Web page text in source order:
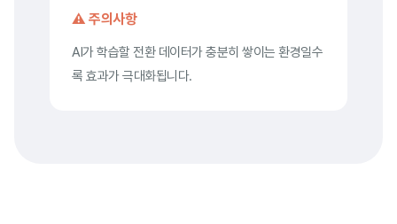
⚠️ 주의사항
AI가 학습할 전환 데이터가 충분히 쌓이는 환경일수
록 효과가 극대화됩니다.